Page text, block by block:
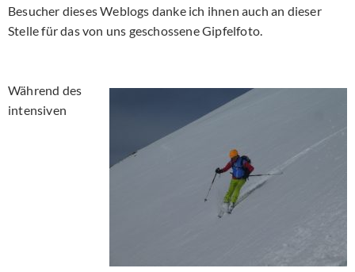
Besucher dieses Weblogs danke ich ihnen auch an dieser
Stelle für das von uns geschossene Gipfelfoto.
Während des
intensiven